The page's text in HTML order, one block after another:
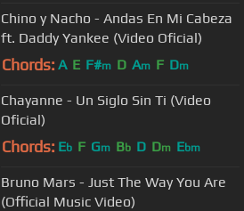
Chino y Nacho - Andas En Mi Cabeza
ft. Daddy Yankee (Video Oficial)
Chords: A E F#m D Am F Dm
Chayanne - Un Siglo Sin Ti (Video
Oficial)
Chords: Eb F Gm Bb D Dm Ebm
Bruno Mars - Just The Way You Are
(Official Music Video)